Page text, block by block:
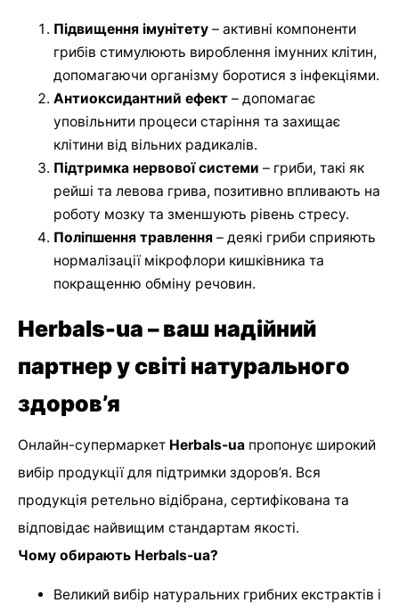
Підвищення імунітету – активні компоненти
грибів стимулюють вироблення імунних клітин,
допомагаючи організму боротися з інфекціями.
Антиоксидантний ефект – допомагає
уповільнити процеси старіння та захищає
клітини від вільних радикалів.
Підтримка нервової системи – гриби, такі як
рейші та левова грива, позитивно впливають на
роботу мозку та зменшують рівень стресу.
Поліпшення травлення – деякі гриби сприяють
нормалізації мікрофлори кишківника та
покращенню обміну речовин.
Herbals-ua – ваш надійний
партнер у світі натурального
здоров’я
Онлайн-супермаркет Herbals-ua пропонує широкий
вибір продукції для підтримки здоров’я. Вся
продукція ретельно відібрана, сертифікована та
відповідає найвищим стандартам якості.
Чому обирають Herbals-ua?
Великий вибір натуральних грибних екстрактів і